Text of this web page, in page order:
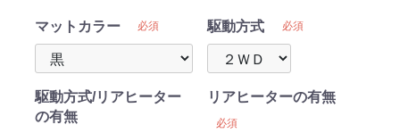
マットカラー 必須
駆動方式/リアヒーター
の有無
駆動方式 必須
リアヒーターの有無
必須